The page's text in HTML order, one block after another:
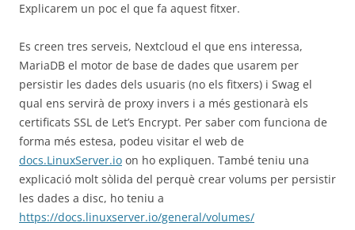
Explicarem un poc el que fa aquest fitxer.
Es creen tres serveis, Nextcloud el que ens interessa,
MariaDB el motor de base de dades que usarem per
persistir les dades dels usuaris (no els fitxers) i Swag el
qual ens servirà de proxy invers i a més gestionarà els
certificats SSL de Let’s Encrypt. Per saber com funciona de
forma més estesa, podeu visitar el web de
docs.LinuxServer.io on ho expliquen. També teniu una
explicació molt sòlida del perquè crear volums per persistir
les dades a disc, ho teniu a
https://docs.linuxserver.io/general/volumes/